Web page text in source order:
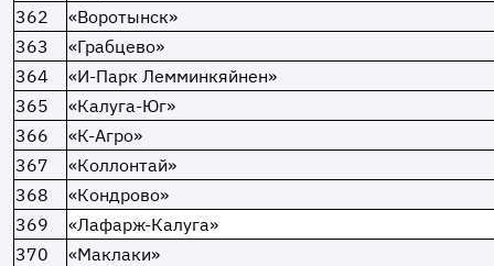
362
«Воротынск»
363
«Грабцево»
364
«И-Парк Лемминкяйнен»
365
«Калуга-Юг»
366
«К-Агро»
367
«Коллонтай»
368
«Кондрово»
369
«Лафарж-Калуга»
370
«Маклаки»